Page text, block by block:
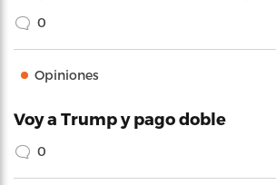
0
Opiniones
Voy a Trump y pago doble
0